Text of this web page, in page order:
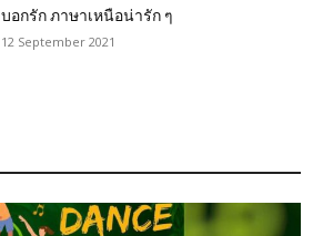
บอกรัก ภาษาเหนือน่ารัก ๆ
12 September 2021